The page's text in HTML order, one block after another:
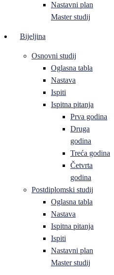
Nastavni plan
Master studij
Bijeljina
Osnovni studij
Oglasna tabla
Nastava
Ispiti
Ispitna pitanja
Prva godina
Druga
godina
Treća godina
Četvrta
godina
Postdiplomski studij
Oglasna tabla
Nastava
Ispitna pitanja
Ispiti
Nastavni plan
Master studij